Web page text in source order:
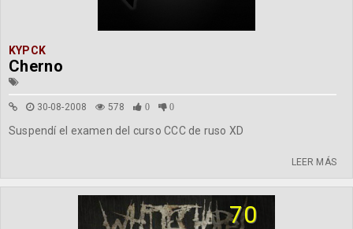
KYPCK
Cherno
30-08-2008 578 0 0
Suspendí el examen del curso CCC de ruso XD
LEER MÁS
70